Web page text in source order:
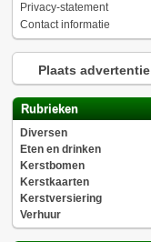
Privacy-statement
Contact informatie
Plaats advertentie
Rubrieken
Diversen
Eten en drinken
Kerstbomen
Kerstkaarten
Kerstversiering
Verhuur